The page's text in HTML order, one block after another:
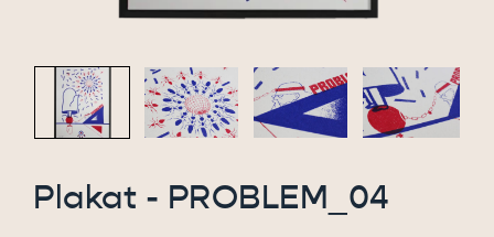
Plakat - PROBLEM_04